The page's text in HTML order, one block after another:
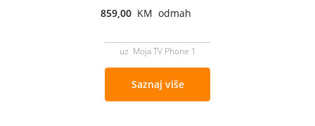
859,00 KM odmah
uz Moja TV Phone 1
Saznaj više